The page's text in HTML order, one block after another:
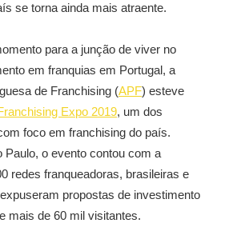
se torna ainda mais atraente.
para a junção de viver no
em franquias em Portugal, a
de Franchising (APF) esteve
Expo 2019, um dos
foco em franchising do país.
Paulo, o evento contou com a
redes franqueadoras, brasileiras e
propostas de investimento
mais de 60 mil visitantes.